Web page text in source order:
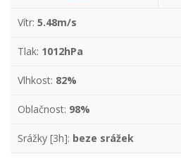
Vítr: 5.48m/s
Tlak: 1012hPa
Vlhkost: 82%
Oblačnost: 98%
Srážky [3h]: beze srážek